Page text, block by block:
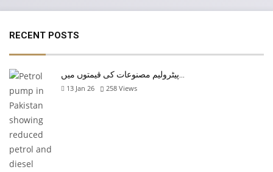
RECENT POSTS
13 Jan 26 258 Views